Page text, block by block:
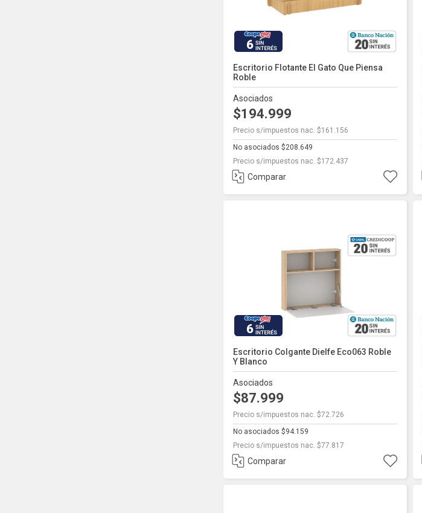
6
Escritorio Flotante El Gato Que Piensa
Roble
Asociados
$194.999
Precio s/impuestos nac. $161.156
No asociados $208.649
Precio s/impuestos nac. $172.437
Comparar
6
Escritorio Colgante Dielfe Eco063 Roble
Y Blanco
Asociados
$87.999
Precio s/impuestos nac. $72.726
No asociados $94.159
Precio s/impuestos nac. $77.817
Comparar